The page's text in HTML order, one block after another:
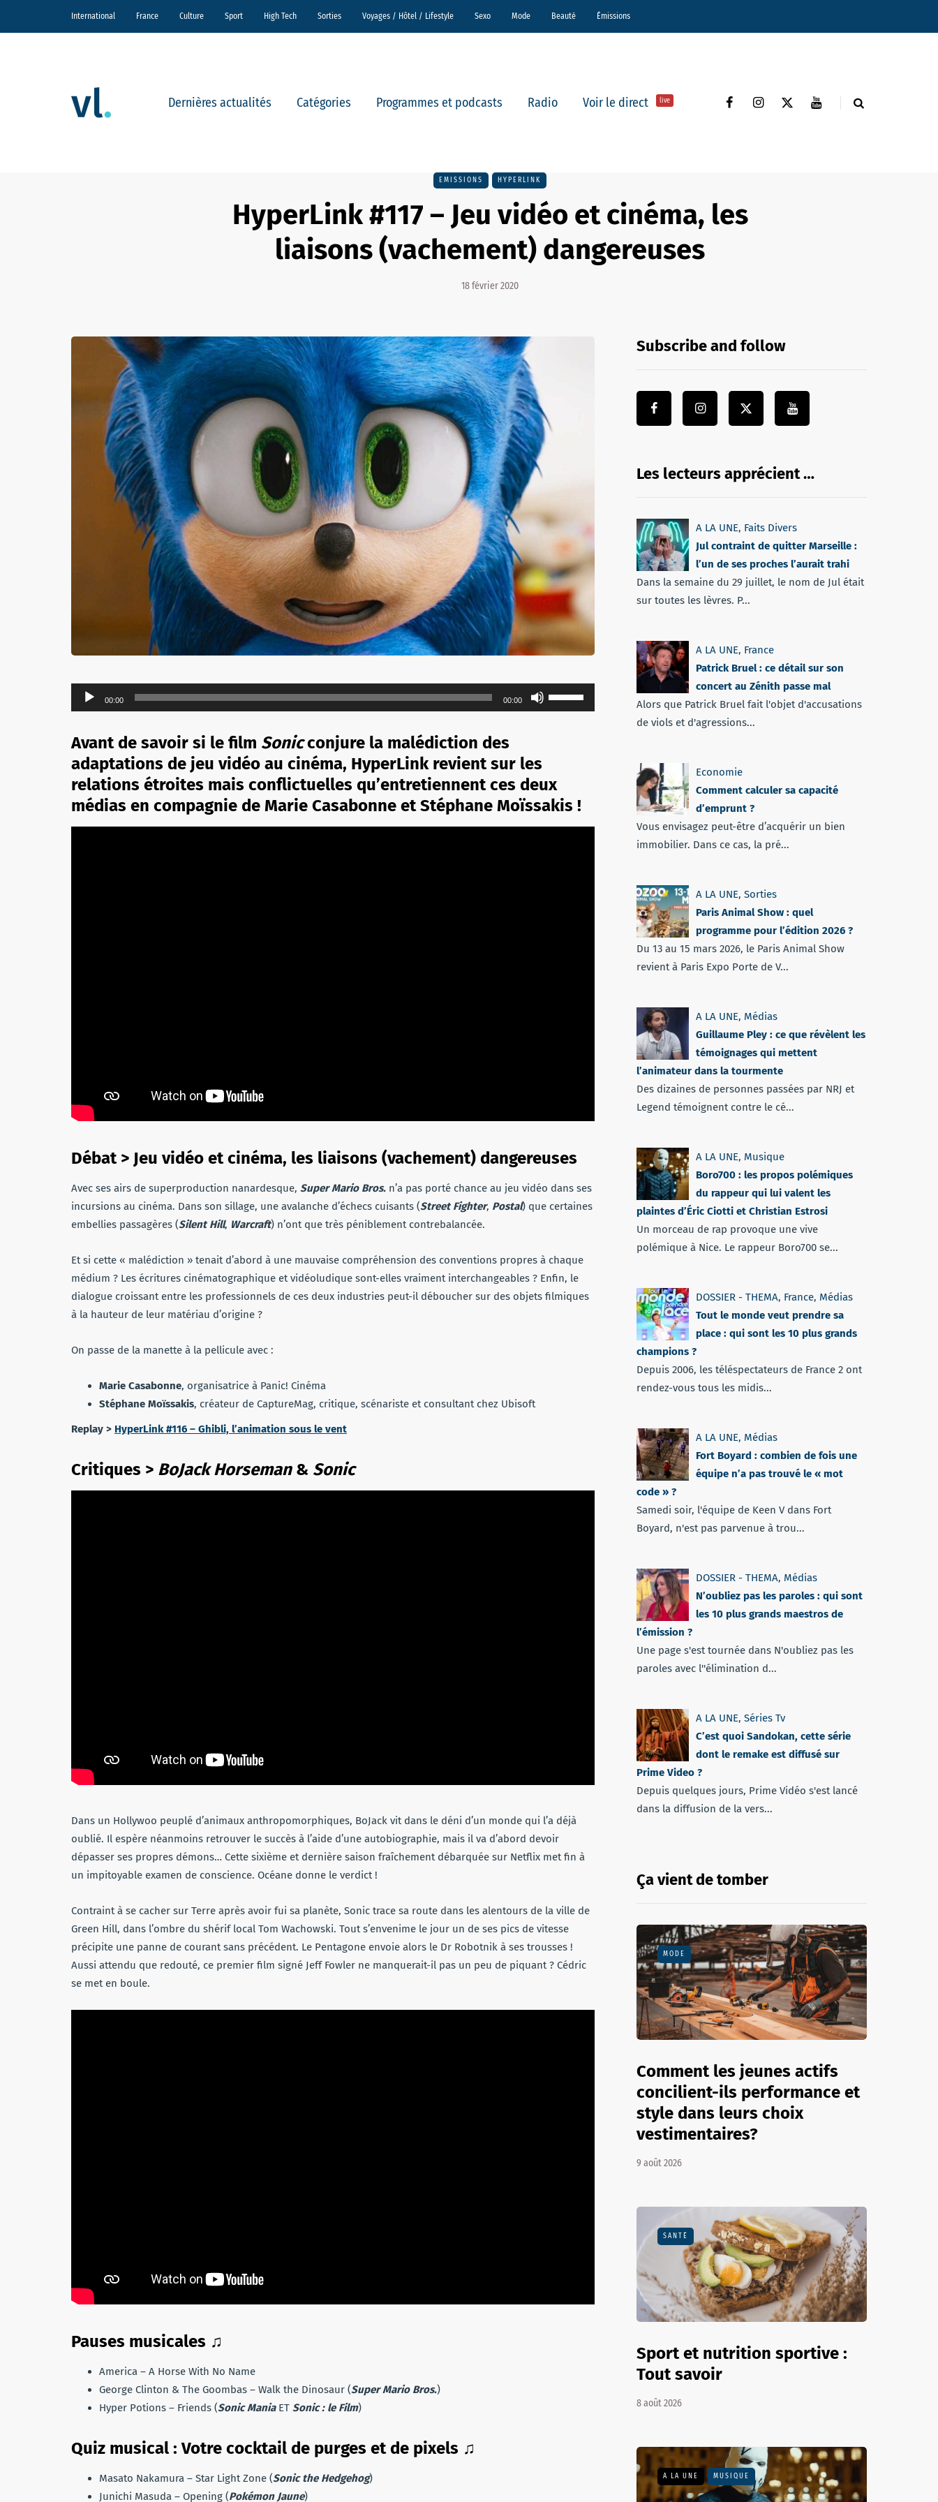
International France Culture Sport High Tech Sorties Voyages / Hôtel / Lifestyle Sexo Mode Beauté Émissions
Dernières actualités Catégories Programmes et podcasts Radio Voir le direct live
EMISSIONS HYPERLINK
HyperLink #117 – Jeu vidéo et cinéma, les
liaisons (vachement) dangereuses
18 février 2020
Lecteur
audio
00:00 00:00
les
augmenter
ou
Avant de savoir si le film Sonicconjure la malédiction des
adaptations de jeu vidéo au cinéma, HyperLink revient sur les
relations étroites mais conflictuelles qu’entretiennent ces deux
médias en compagnie de Marie Casabonne et Stéphane Moïssakis !
Débat > Jeu vidéo et cinéma, les liaisons (vachement) dangereuses
Avec ses airs de superproduction nanardesque, Super Mario Bros. n’a pas porté chance au jeu vidéo dans ses
incursions au cinéma. Dans son sillage, une avalanche d’échecs cuisants (Street Fighter, Postal) que certaines
embellies passagères (Silent Hill, Warcraft) n’ont que très péniblement contrebalancée.
Et si cette « malédiction » tenait d’abord à une mauvaise compréhension des conventions propres à chaque
médium ? Les écritures cinématographique et vidéoludique sont-elles vraiment interchangeables ? Enfin, le
dialogue croissant entre les professionnels de ces deux industries peut-il déboucher sur des objets filmiques
à la hauteur de leur matériau d’origine ?
On passe de la manette à la pellicule avec :
Marie Casabonne, organisatrice à Panic! Cinéma
Stéphane Moïssakis, créateur de CaptureMag, critique, scénariste et consultant chez Ubisoft
Replay > HyperLink #116 – Ghibli, l’animation sous le vent
Critiques > BoJack Horseman& Sonic
Dans un Hollywoo peuplé d’animaux anthropomorphiques, BoJack vit dans le déni d’un monde qui l’a déjà
oublié. Il espère néanmoins retrouver le succès à l’aide d’une autobiographie, mais il va d’abord devoir
dépasser ses propres démons… Cette sixième et dernière saison fraîchement débarquée sur Netflix met fin à
un impitoyable examen de conscience. Océane donne le verdict !
Contraint à se cacher sur Terre après avoir fui sa planète, Sonic trace sa route dans les alentours de la ville de
Green Hill, dans l’ombre du shérif local Tom Wachowski. Tout s’envenime le jour un de ses pics de vitesse
précipite une panne de courant sans précédent. Le Pentagone envoie alors le Dr Robotnik à ses trousses !
Aussi attendu que redouté, ce premier film signé Jeff Fowler ne manquerait-il pas un peu de piquant ? Cédric
se met en boule.
Pauses musicales ♫
America – A Horse With No Name
George Clinton & The Goombas – Walk the Dinosaur (Super Mario Bros.)
Hyper Potions – Friends (Sonic ManiaET Sonic : le Film)
Quiz musical : Votre cocktail de purges et de pixels ♫
Masato Nakamura – Star Light Zone (Sonic the Hedgehog)
Junichi Masuda – Opening (Pokémon Jaune)
Subscribe and follow
Les lecteurs apprécient …
A LA UNE, Faits Divers
Jul contraint de quitter Marseille :
l’un de ses proches l’aurait trahi
Dans la semaine du 29 juillet, le nom de Jul était
sur toutes les lèvres. P...
A LA UNE, France
Patrick Bruel : ce détail sur son
concert au Zénith passe mal
Alors que Patrick Bruel fait l'objet d'accusations
de viols et d'agressions...
Economie
Comment calculer sa capacité
d’emprunt ?
Vous envisagez peut-être d’acquérir un bien
immobilier. Dans ce cas, la pré...
A LA UNE, Sorties
Paris Animal Show : quel
programme pour l’édition 2026 ?
Du 13 au 15 mars 2026, le Paris Animal Show
revient à Paris Expo Porte de V...
A LA UNE, Médias
Guillaume Pley : ce que révèlent les
témoignages qui mettent
l’animateur dans la tourmente
Des dizaines de personnes passées par NRJ et
Legend témoignent contre le cé...
A LA UNE, Musique
Boro700 : les propos polémiques
du rappeur qui lui valent les
plaintes d’Éric Ciotti et Christian Estrosi
Un morceau de rap provoque une vive
polémique à Nice. Le rappeur Boro700 se...
DOSSIER - THEMA, France, Médias
Tout le monde veut prendre sa
place : qui sont les 10 plus grands
champions ?
Depuis 2006, les téléspectateurs de France 2 ont
rendez-vous tous les midis...
A LA UNE, Médias
Fort Boyard : combien de fois une
équipe n’a pas trouvé le « mot
code » ?
Samedi soir, l'équipe de Keen V dans Fort
Boyard, n'est pas parvenue à trou...
DOSSIER - THEMA, Médias
N’oubliez pas les paroles : qui sont
les 10 plus grands maestros de
l’émission ?
Une page s'est tournée dans N'oubliez pas les
paroles avec l''élimination d...
A LA UNE, Séries Tv
C’est quoi Sandokan, cette série
dont le remake est diffusé sur
Prime Video ?
Depuis quelques jours, Prime Vidéo s'est lancé
dans la diffusion de la vers...
Ça vient de tomber
MODE
Comment les jeunes actifs
concilient-ils performance et
style dans leurs choix
vestimentaires?
9 août 2026
SANTÉ
Sport et nutrition sportive :
Tout savoir
8 août 2026
A LA UNE MUSIQUE